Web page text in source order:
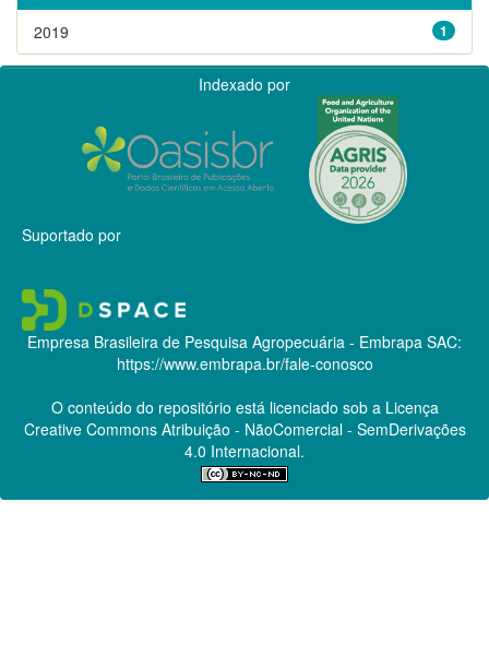
1
2019
Indexado por
Suportado por
Empresa Brasileira de Pesquisa Agropecuária - Embrapa SAC:
https://www.embrapa.br/fale-conosco
O conteúdo do repositório está licenciado sob a Licença
Creative CommonsAtribuição - NãoComercial - SemDerivações
4.0 Internacional.